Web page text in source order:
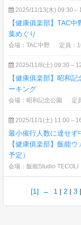
2025/11/13(木) 09:30～
【健康俱楽部】TAC
葉めぐり
会場：TAC中野 定員：
2025/11/8(土) 09:30～
【健康俱楽部】昭和
ーキング
会場：昭和記念公園 定
2025/11/1(土) 11:00～
最小催行人数に達せず
【健康俱楽部】飯能
予定）
会場：飯能Studio TECOLI
[1] ← 1 | 2 | 3 |